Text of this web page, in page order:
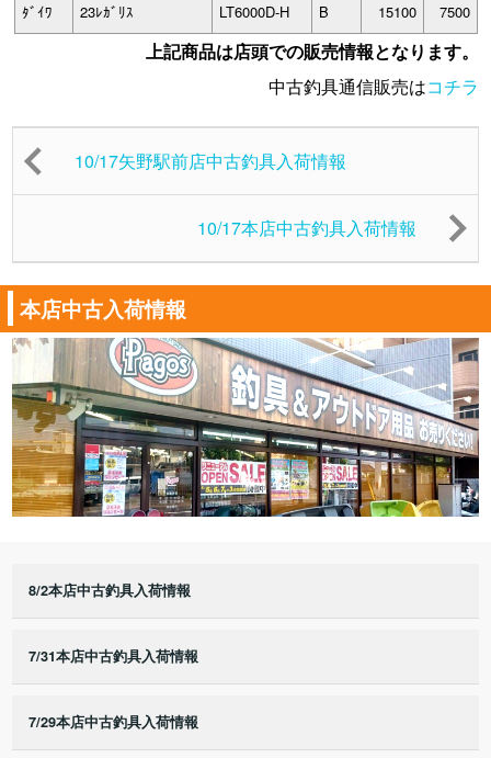
ﾀﾞｲﾜ 23ﾚｶﾞﾘｽ LT6000D-H B 15100 7500
上記商品は店頭での販売情報となります。
中古釣具通信販売はコチラ
10/17矢野駅前店中古釣具入荷情報
10/17本店中古釣具入荷情報
本店中古入荷情報
8/2本店中古釣具入荷情報
7/31本店中古釣具入荷情報
7/29本店中古釣具入荷情報